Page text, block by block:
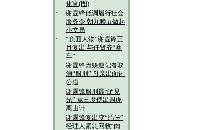
化官(图)
·
谢霆锋低调履行社会
服务令 朝九晚五做起
小文员
·
“负面人物”谢霆锋三
月复出 与任贤齐“赛
车”
·
谢霆锋因躲避记者取
消“服刑” 母亲出面讨
公道
·
谢霆锋服刑最怕“见
光” 竟三度使出调虎
离山计
·
谢霆锋复出变“肥仔”
经理人紧急回收“肉